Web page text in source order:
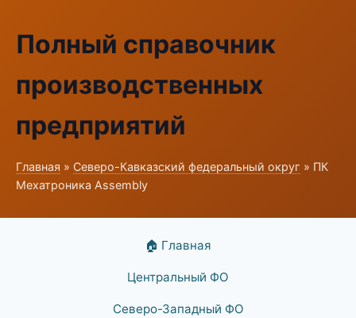
Полный справочник
производственных
предприятий
Главная » Северо-Кавказский федеральный округ » ПК
Мехатроника Assembly
🏠 Главная
Центральный ФО
Северо-Западный ФО